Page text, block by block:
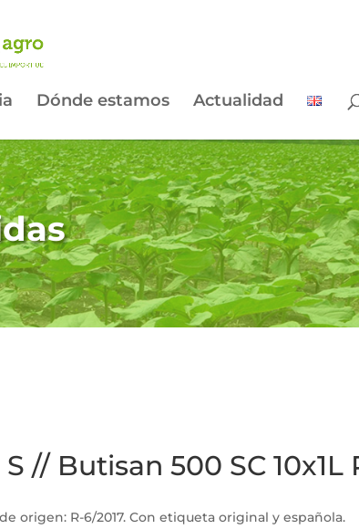
Dónde estamos Actualidad
// Butisan 500 SC 10x1L
origen: R-6/2017. Con etiqueta original y española.